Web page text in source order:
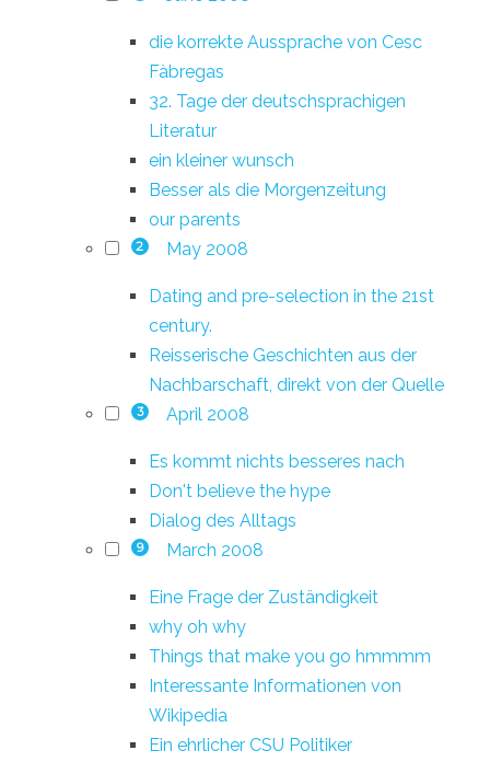
die korrekte Aussprache von Cesc
Fàbregas
32. Tage der deutschsprachigen
Literatur
ein kleiner wunsch
Besser als die Morgenzeitung
our parents
2 May 2008
Dating and pre-selection in the 21st
century.
Reisserische Geschichten aus der
Nachbarschaft, direkt von der Quelle
3 April 2008
Es kommt nichts besseres nach
Don't believe the hype
Dialog des Alltags
9 March 2008
Eine Frage der Zuständigkeit
why oh why
Things that make you go hmmmm
Interessante Informationen von
Wikipedia
Ein ehrlicher CSU Politiker